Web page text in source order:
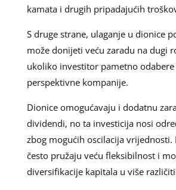
kamata i drugih pripadajućih
S druge strane, ulaganje u dionice
može donijeti veću zaradu na dugi
ukoliko investitor pametno
perspektivne kompanije.
Dionice omogućavaju i dodatnu
dividendi, no ta investicija nosi
zbog mogućih oscilacija vrijednosti.
često pružaju veću fleksibilnost i
diversifikacije kapitala u više